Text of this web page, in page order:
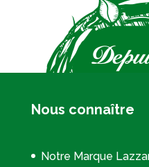
Nous connaître
Notre Marque